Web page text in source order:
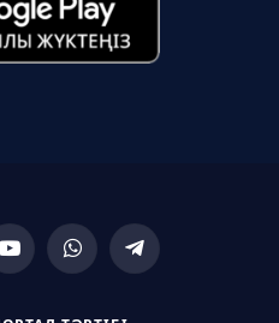
YouTubeWhatsAppTelegram